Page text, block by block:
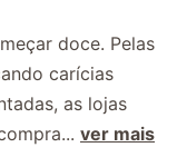
doce. Pelas
carícias
as lojas
ver mais